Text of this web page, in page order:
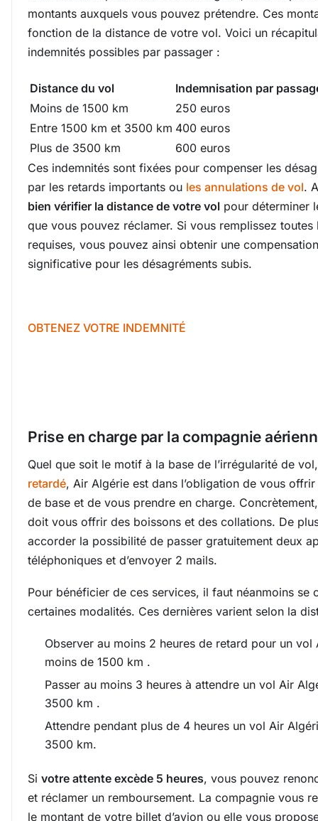
montants auxquels vous pouvez prétendre. Ces
fonction de la distance de votre vol. Voici un
indemnités possibles par passager :
Distance du vol
Indemnisation par
Moins de 1500 km
250 euros
Entre 1500 km et 3500 km 400 euros
Plus de 3500 km
600 euros
Ces indemnités sont fixées pour compenser les
par les retards importants ou les annulations de vol.
bien vérifier la distance de votre vol pour déterminer
que vous pouvez réclamer. Si vous remplissez toutes
requises, vous pouvez ainsi obtenir une
significative pour les désagréments subis.
OBTENEZ VOTRE INDEMNITÉ
Prise en charge par la compagnie
Quel que soit le motif à la base de l’irrégularité de
retardé, Air Algérie est dans l’obligation de vous
de base et de vous prendre en charge.
doit vous offrir des boissons et des collations. De
accorder la possibilité de passer gratuitement deux
téléphoniques et d’envoyer 2 mails.
Pour bénéficier de ces services, il faut néanmoins se
certaines modalités. Ces dernières varient selon la
Observer au moins 2 heures de retard pour un vol
moins de 1500 km .
Passer au moins 3 heures à attendre un vol Air
3500 km .
Attendre pendant plus de 4 heures un vol Air
3500 km.
Si votre attente excède 5 heures, vous pouvez
et réclamer un remboursement. La compagnie vous
le montant de votre billet d’avion ou elle vous